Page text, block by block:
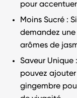
pour
Moins Sucré :
demandez une
arômes de
Saveur Unique
pouvez
gingembre